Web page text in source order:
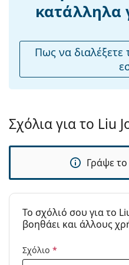
καθαρισμό και τη
Ορισμένα μοντέλα
Εξερευνήστε την πλήρη
βρείτε περισσότερα
μαξιλάρια
Αξεσουάρ
θήκη:
Άλλα
Τύπος:
Γυαλιά
Χρήση:
Μόδα
Μοντέλο:
LJ663S
κατάλληλα
Πως να διαλέξετε
Σχόλια για το Liu
Γράψε
To σχόλιό σου για το
βοηθάει και άλλους
Σχόλιο *